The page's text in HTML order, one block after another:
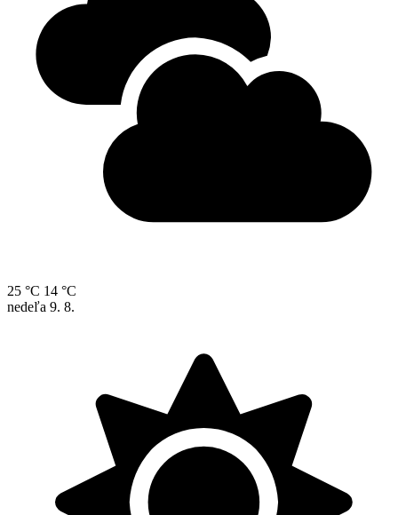
25 °C 14 °C
nedeľa 9. 8.